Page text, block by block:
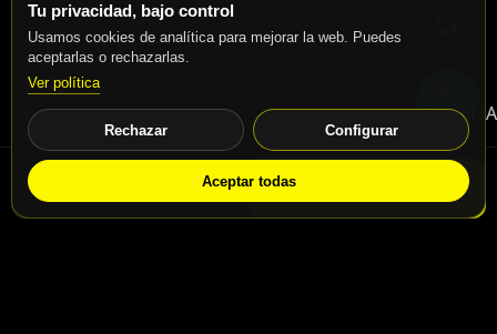
Tu privacidad, bajo control
Usamos cookies de analítica para mejorar la web. Puedes
aceptarlas o rechazarlas.
Ver política
Rechazar Configurar
Aceptar todas